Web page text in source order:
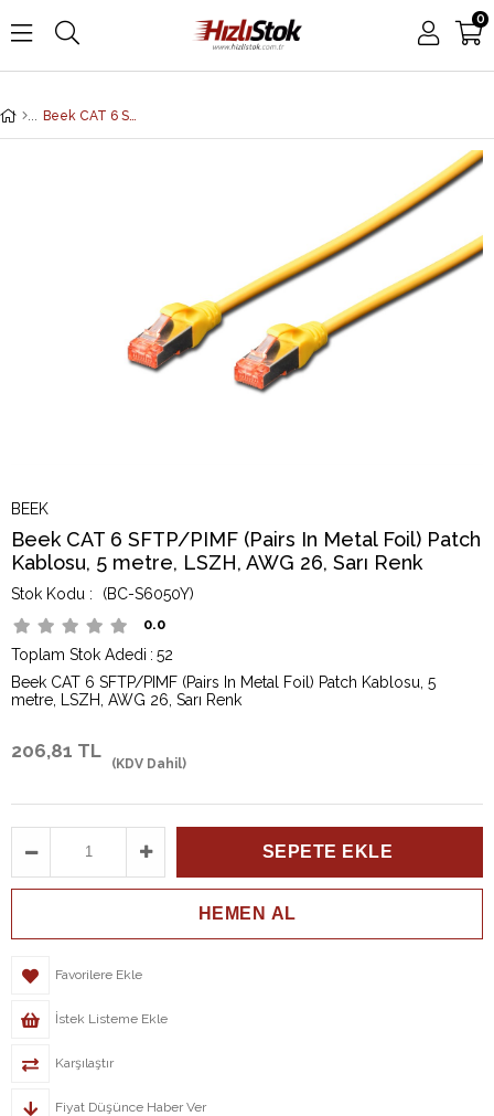
0
Beek CAT 6 SFTP/PIMF (Pairs In Metal Foil) Patch Kablosu, 5 metre, LSZH, AWG 26, Sarı Renk
BEEK
Beek CAT 6 SFTP/PIMF (Pairs In Metal Foil) Patch
Kablosu, 5 metre, LSZH, AWG 26, Sarı Renk
(BC-S6050Y)
0.0
Toplam Stok Adedi : 52
Beek CAT 6 SFTP/PIMF (Pairs In Metal Foil) Patch Kablosu, 5
metre, LSZH, AWG 26, Sarı Renk
206,81 TL
(KDV Dahil)
Favorilere Ekle
İstek Listeme Ekle
Karşılaştır
Fiyat Düşünce Haber Ver